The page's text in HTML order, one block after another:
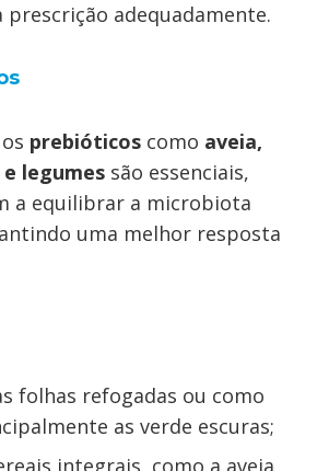
prescrição adequadamente.
prebióticos como aveia,
legumes são essenciais,
a equilibrar a microbiota
uma melhor resposta
folhas refogadas ou como
as verde escuras;
integrais, como a aveia